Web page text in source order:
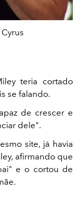
teria cortado
se falando.
de crescer e
dele".
site, já havia
afirmando que
e o cortou de